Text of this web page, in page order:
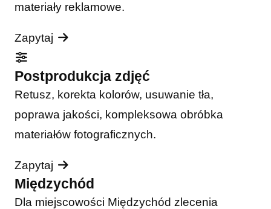
materiały reklamowe.
Zapytaj
Postprodukcja zdjęć
Retusz, korekta kolorów, usuwanie tła,
poprawa jakości, kompleksowa obróbka
materiałów fotograficznych.
Zapytaj
Międzychód
Dla miejscowości Międzychód zlecenia